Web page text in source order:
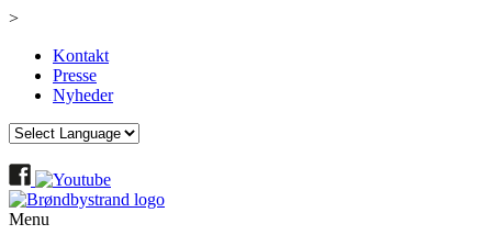
>
Kontakt
Presse
Nyheder
Menu